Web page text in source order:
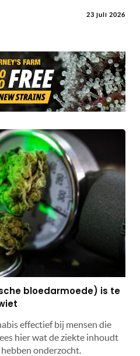
23 juli 2026
bloedarmoede) is te
effectief bij mensen die
hier wat de ziekte inhoudt
onderzocht.